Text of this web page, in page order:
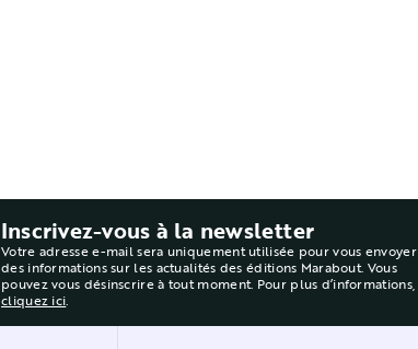
Inscrivez-vous à la newsletter
Votre adresse e-mail sera uniquement utilisée pour vous envoyer
des informations sur les actualités des éditions Marabout. Vous
pouvez vous désinscrire à tout moment. Pour plus d’informations,
cliquez ici.